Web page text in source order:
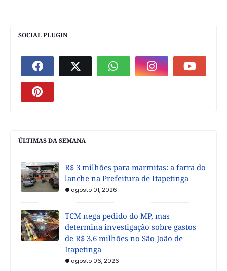
SOCIAL PLUGIN
ÚLTIMAS DA SEMANA
R$ 3 milhões para marmitas: a farra do
lanche na Prefeitura de Itapetinga
agosto 01, 2026
TCM nega pedido do MP, mas
determina investigação sobre gastos
de R$ 3,6 milhões no São João de
Itapetinga
agosto 06, 2026